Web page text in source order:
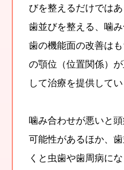
びを整えるだけではあ
歯並びを整える、噛
歯の機能面の改善は
の顎位（位置関係）
して治療を提供してい
噛み合わせが悪いと
可能性があるほか、
くと虫歯や歯周病に